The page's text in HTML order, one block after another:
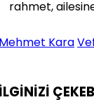
rahmet,
Kara